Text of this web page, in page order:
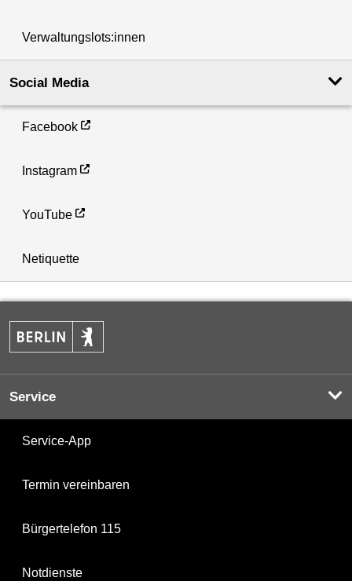
Verwaltungslots:innen
Social Media
Facebook
Instagram
YouTube
Netiquette
Service
Service-App
Termin vereinbaren
Bürgertelefon 115
Notdienste